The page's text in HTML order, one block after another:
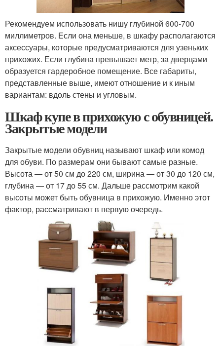
Рекомендуем использовать нишу глубиной 600-700
миллиметров. Если она меньше, в шкафу располагаются
аксессуары, которые предусматриваются для узеньких
прихожих. Если глубина превышает метр, за дверцами
образуется гардеробное помещение. Все габариты,
представленные выше, имеют отношение и к иным
вариантам: вдоль стены и угловым.
Шкаф купе в прихожую с обувницей.
Закрытые модели
Закрытые модели обувниц называют шкаф или комод
для обуви. По размерам они бывают самые разные.
Высота — от 50 см до 220 см, ширина — от 30 до 120 см,
глубина — от 17 до 55 см. Дальше рассмотрим какой
высоты может быть обувница в прихожую. Именно этот
фактор, рассматривают в первую очередь.